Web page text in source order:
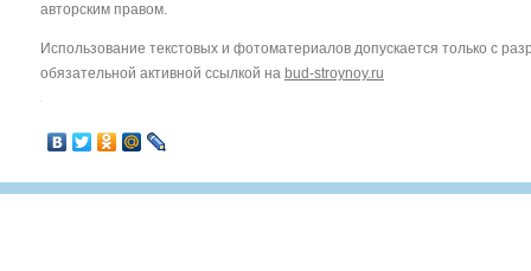
авторским правом.
Использование текстовых и фотоматериалов допускается только с
обязательной активной ссылкой на bud-stroynoy.ru